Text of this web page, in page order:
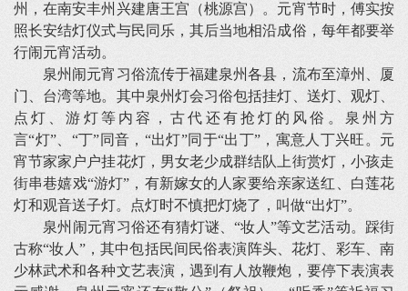
州，在南安丰州兴建唐王宫（桃源宫）。元宵节时，傅实按
照长安结灯仪式与民同乐，其后当地相沿成俗，每年都要举
行闹元宵活动。
泉州闹元宵习俗流传于福建泉州各县，流布至漳州、厦
门、台湾等地。其中泉州灯会习俗包括挂灯、送灯、观灯、
点灯、游灯等内容，古代还有抢灯的风俗。泉州方
言“灯”、“丁”同音，“出灯”同于“出丁”，寓意人丁兴旺。元
宵节家家户户挂花灯，男女老少成群结队上街赏灯，小孩走
街串巷嬉戏“游灯”，有新嫁女的人家要给亲家送红、白莲花
灯和观音送子灯。点灯时不慎把灯烧了，叫做“出灯”。
泉州闹元宵习俗还有猜灯谜、“妆人”等文艺活动。踩街
古称“妆人”，其中包括民间民俗表演阵头、花灯、彩车、南
少林武术和各种文艺表演，遇到有人放鞭炮，要停下表演表